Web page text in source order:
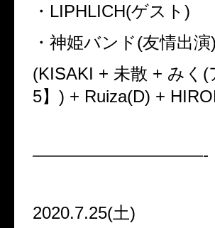
・ LIPHLICH(ゲスト )
・神姫バンド(友情出演)
(KISAKI + 未散 + みく (
5】 ) + Ruiza(D) +
——————————-
2020.7.25(土)